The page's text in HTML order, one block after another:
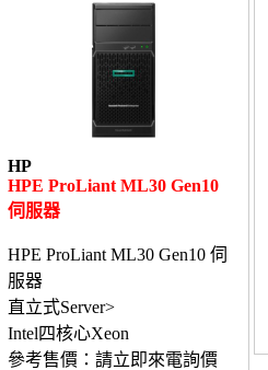
HP
HPE ProLiant ML30 Gen10
伺服器
HPE ProLiant ML30 Gen10 伺
服器
直立式Server>
Intel四核心Xeon
參考售價：請立即來電詢價